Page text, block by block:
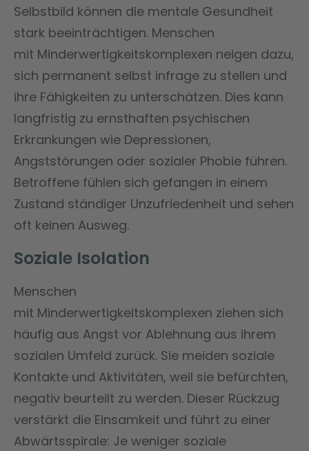
Selbstbild können die mentale Gesundheit
stark beeinträchtigen. Menschen
mit Minderwertigkeitskomplexen neigen dazu,
sich permanent selbst infrage zu stellen und
ihre Fähigkeiten zu unterschätzen. Dies kann
langfristig zu ernsthaften psychischen
Erkrankungen wie Depressionen,
Angststörungen oder sozialer Phobie führen.
Betroffene fühlen sich gefangen in einem
Zustand ständiger Unzufriedenheit und sehen
oft keinen Ausweg​.
Soziale Isolation
Menschen
mit Minderwertigkeitskomplexen ziehen sich
häufig aus Angst vor Ablehnung aus ihrem
sozialen Umfeld zurück. Sie meiden soziale
Kontakte und Aktivitäten, weil sie befürchten,
negativ beurteilt zu werden. Dieser Rückzug
verstärkt die Einsamkeit und führt zu einer
Abwärtsspirale: Je weniger soziale